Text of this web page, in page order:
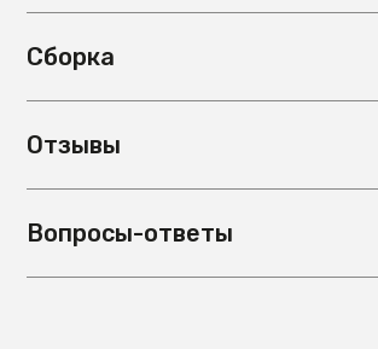
Сборка
Отзывы
Вопросы-ответы